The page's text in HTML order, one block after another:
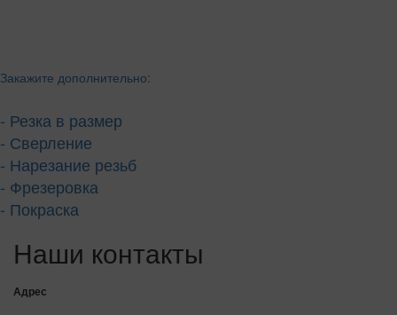
Закажите дополнительно:
- Резка в размер
- Сверление
- Нарезание резьб
- Фрезеровка
- Покраска
Наши контакты
Адрес